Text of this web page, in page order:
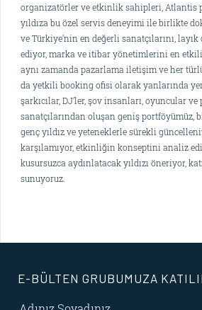
organizatörler ve etkinlik sahipleri, Atlantis
yıldıza bu özel servis deneyimi ile birlikte
ve Türkiye’nin en değerli sanatçılarını,
ediyor, marka ve itibar yönetimlerini en
aynı zamanda pazarlama iletişim ve her
da yetkili booking ofisi olarak yanlarında yer
şarkıcılar, DJ’ler, şov insanları, oyuncular
sanatçılarından oluşan geniş portföyümüz,
genç yıldız ve yeteneklerle sürekli
karşılamıyor, etkinliğin konseptini analiz
kusursuzca aydınlatacak yıldızı öneriyor,
sunuyoruz.
E-BÜLTEN GRUBUMUZA